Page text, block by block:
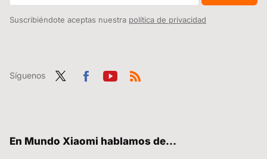
Suscribiéndote aceptas nuestra política de privacidad
Síguenos
En Mundo Xiaomi hablamos de...